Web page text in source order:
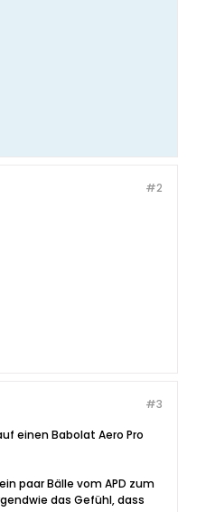
#2
#3
einen Babolat Aero Pro
paar Bälle vom APD zum
das Gefühl, dass